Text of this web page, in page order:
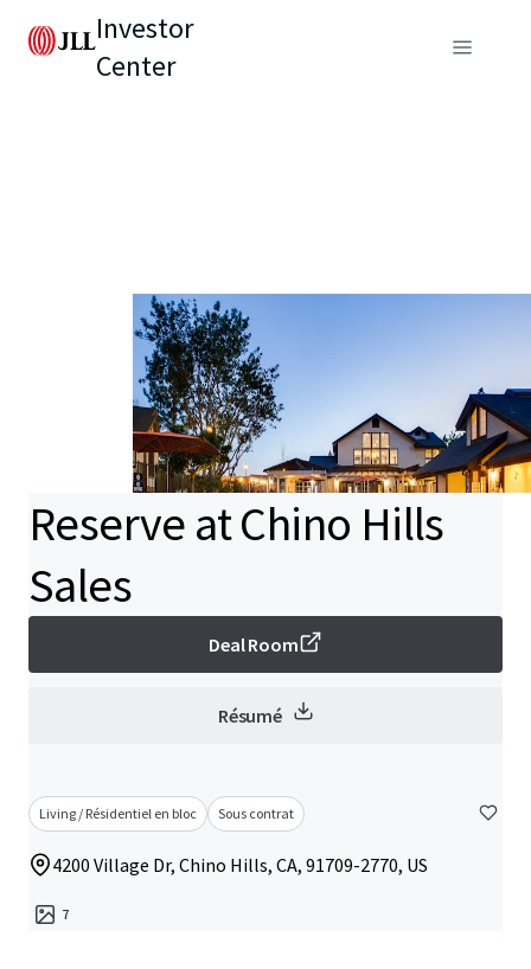
Investor
Center
Reserve at Chino Hills
Sales
Deal Room
Résumé
Living / Résidentiel en bloc Sous contrat
4200 Village Dr, Chino Hills, CA, 91709-2770, US
7